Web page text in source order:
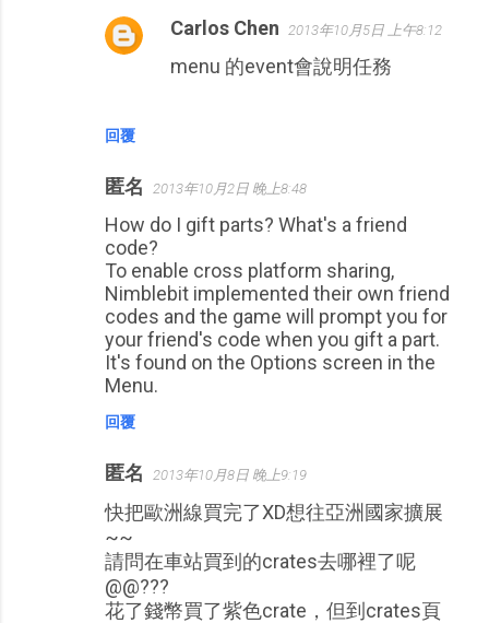
回覆
Carlos Chen 2013年10月5日 上午8:12
menu 的event會說明任務
匿名 2013年10月2日 晚上8:48
How do I gift parts? What's a friend
code?
To enable cross platform sharing,
Nimblebit implemented their own friend
codes and the game will prompt you for
your friend's code when you gift a part.
It's found on the Options screen in the
Menu.
回覆
匿名 2013年10月8日 晚上9:19
快把歐洲線買完了XD想往亞洲國家擴展
~~
請問在車站買到的crates去哪裡了呢
@@???
花了錢幣買了紫色crate，但到crates頁